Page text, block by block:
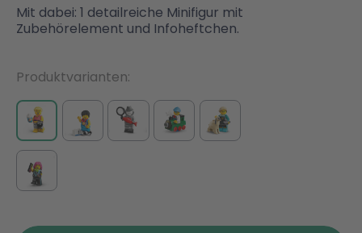
Mit dabei: 1 detailreiche Minifigur mit
Zubehörelement und Infoheftchen.
Produktvarianten